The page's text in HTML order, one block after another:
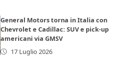
General Motors torna in Italia con
Chevrolet e Cadillac: SUV e pick-up
americani via GMSV
17 Luglio 2026